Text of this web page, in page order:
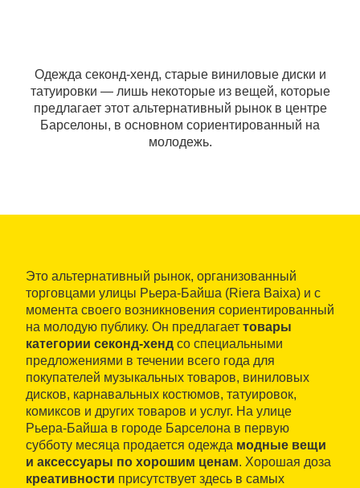
Одежда секонд-хенд, старые виниловые диски и
татуировки — лишь некоторые из вещей, которые
предлагает этот альтернативный рынок в центре
Барселоны, в основном сориентированный на
молодежь.
Это альтернативный рынок, организованный
торговцами улицы Рьера-Байша (Riera Baixa) и с
момента своего возникновения сориентированный
на молодую публику. Он предлагает товары
категории секонд-хенд со специальными
предложениями в течении всего года для
покупателей музыкальных товаров, виниловых
дисков, карнавальных костюмов, татуировок,
комиксов и других товаров и услуг. На улице
Рьера-Байша в городе Барселона в первую
субботу месяца продается одежда модные вещи
и аксессуары по хорошим ценам. Хорошая доза
креативности присутствует здесь в самых